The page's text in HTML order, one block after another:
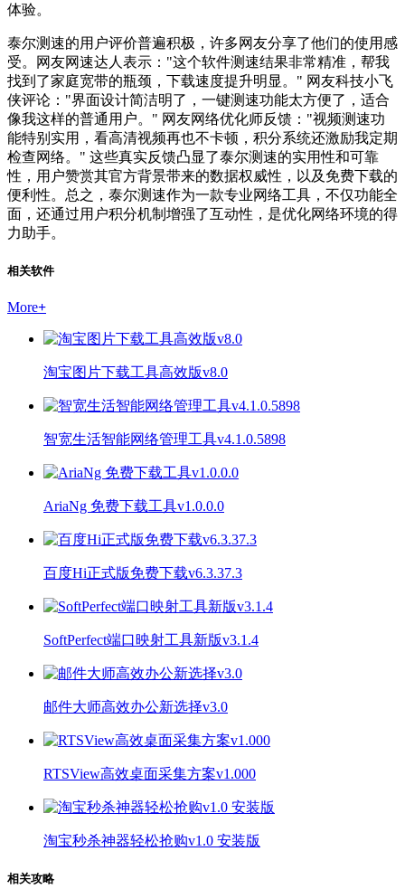
体验。
泰尔测速的用户评价普遍积极，许多网友分享了他们的使用感
受。网友网速达人表示："这个软件测速结果非常精准，帮我
找到了家庭宽带的瓶颈，下载速度提升明显。" 网友科技小飞
侠评论："界面设计简洁明了，一键测速功能太方便了，适合
像我这样的普通用户。" 网友网络优化师反馈："视频测速功
能特别实用，看高清视频再也不卡顿，积分系统还激励我定期
检查网络。" 这些真实反馈凸显了泰尔测速的实用性和可靠
性，用户赞赏其官方背景带来的数据权威性，以及免费下载的
便利性。总之，泰尔测速作为一款专业网络工具，不仅功能全
面，还通过用户积分机制增强了互动性，是优化网络环境的得
力助手。
相关软件
More+
淘宝图片下载工具高效版v8.0
智宽生活智能网络管理工具v4.1.0.5898
AriaNg 免费下载工具v1.0.0.0
百度Hi正式版免费下载v6.3.37.3
SoftPerfect端口映射工具新版v3.1.4
邮件大师高效办公新选择v3.0
RTSView高效桌面采集方案v1.000
淘宝秒杀神器轻松抢购v1.0 安装版
相关攻略